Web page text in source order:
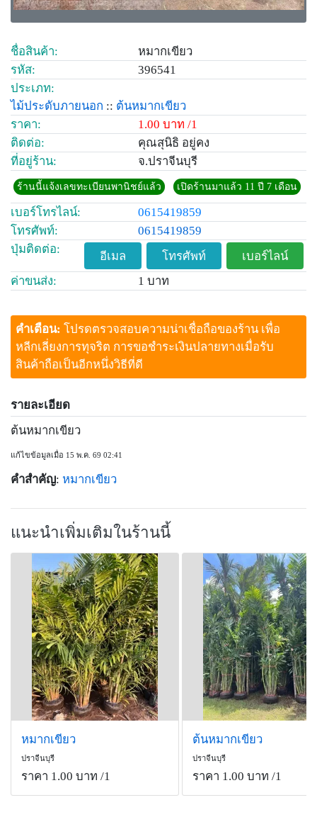
ชื่อสินค้า:
หมากเขียว
รหัส:
396541
ประเภท:
ไม้ประดับภายนอก :: ต้นหมากเขียว
ราคา:
1.00 บาท /1
ติดต่อ:
คุณสุนิธิ อยู่คง
ที่อยู่ร้าน:
จ.ปราจีนบุรี
ร้านนี้แจ้งเลขทะเบียนพานิชย์แล้ว เปิดร้านมาแล้ว 11 ปี 7 เดือน
เบอร์โทรไลน์:
0615419859
โทรศัพท์:
0615419859
ปุ่มติดต่อ:
อีเมล โทรศัพท์
เบอร์ไลน์
ค่าขนส่ง:
1 บาท
คำเตือน: โปรดตรวจสอบความน่าเชื่อถือของร้าน เพื่อ
หลีกเลี่ยงการทุจริต การขอชำระเงินปลายทางเมื่อรับ
สินค้าถือเป็นอีกหนึ่งวิธีที่ดี
รายละเอียด
ต้นหมากเขียว
แก้ไขข้อมูลเมื่อ 15 พ.ค. 69 02:41
คำสำคัญ: หมากเขียว
แนะนำเพิ่มเติมในร้านนี้
หมากเขียว
ปราจีนบุรี
ราคา 1.00 บาท /1
ต้นหมากเขียว
ปราจีนบุรี
ราคา 1.00 บาท /1